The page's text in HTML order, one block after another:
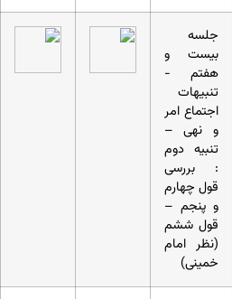
جلسه
بیست و
هفتم -
تنبیهات
اجتماع امر
و نهی –
تنبیه دوم
: بررسی
قول چهارم
و پنجم –
قول ششم
(نظر امام
خمینی)